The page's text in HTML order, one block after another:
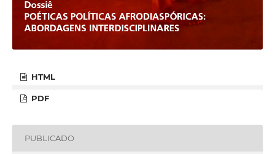
HTML
PDF
PUBLICADO